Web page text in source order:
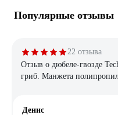
Популярные отзывы
22 отзыва
Отзыв о дюбеле-гвозде
гриб. Манжета
Денис